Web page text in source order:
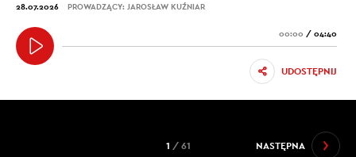
28.07.2026 PROWADZĄCY: JAROSŁAW KUŹNIAR
00:00 / 04:40
UDOSTĘPNIJ
NASTĘPNA
1 / 61